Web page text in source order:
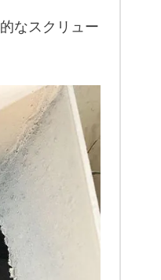
なスクリュー